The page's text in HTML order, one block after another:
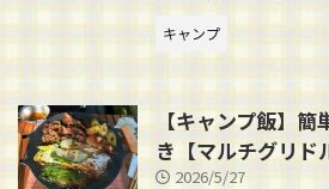
キャンプ
【キャンプ飯】
き【マルチグリド
2026/5/27